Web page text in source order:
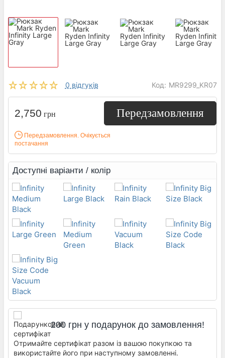
0 відгуків Код: MR9299_KR07
2,750 грн
Передзамовлення. Очікується
постачання
Передзамовлення
Доступні варіанти / колір
200 грн у подарунок до замовлення!
Отримайте сертифікат разом із вашою покупкою та
використайте його при наступному замовленні.